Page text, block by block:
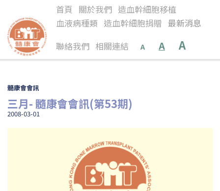
首頁 關於我們 造血幹細胞移植
血液病種類 造血幹細胞捐贈 最新消息
聯絡我們 相關連結 A A A
髓康會會訊
三月- 髓康會會訊(第53期)
2008-03-01